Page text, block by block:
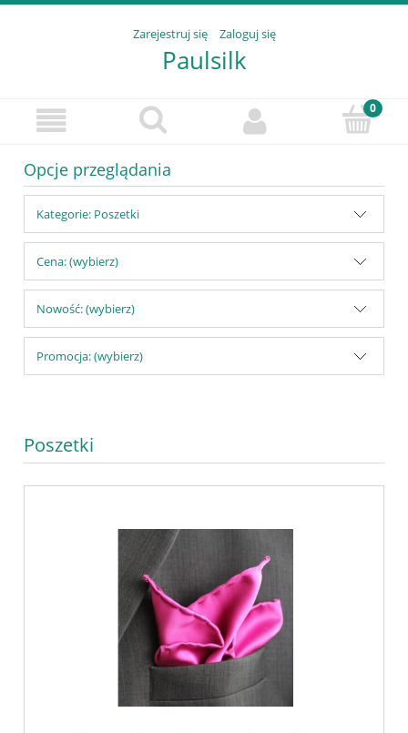
Zarejestruj się Zaloguj się
Paulsilk
Opcje przeglądania
Kategorie: Poszetki
Cena: (wybierz)
Nowość: (wybierz)
Promocja: (wybierz)
Poszetki